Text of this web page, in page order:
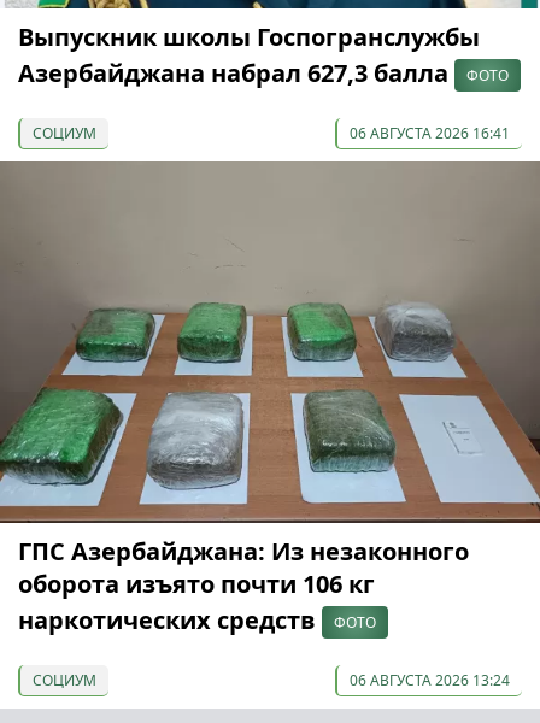
Выпускник школы Госпогранслужбы
Азербайджана набрал 627,3 балла
ФОТО
СОЦИУМ 06 АВГУСТА 2026 16:41
ГПС Азербайджана: Из незаконного
оборота изъято почти 106 кг
наркотических средств
ФОТО
СОЦИУМ 06 АВГУСТА 2026 13:24